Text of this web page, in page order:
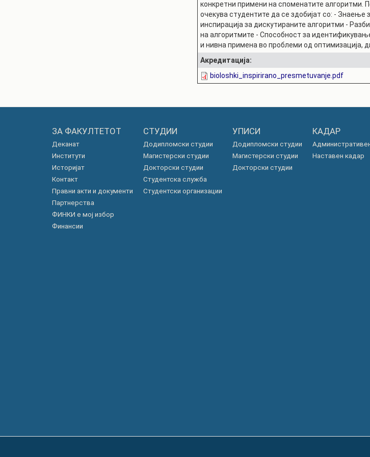
ЛАБОРАТОРИИ
ИЗВЕШТАИ ЗА
ФАКУЛТЕТОТ
ПАРТНЕРСТВА
ФИНКИ LIVE
ЦЕНТРИ
конкретни примени на споменатите алгоритми.
очекува студентите да се здобијат со: -
инспирација за дискутираните алгоритми -
на алгоритмите - Способност за
и нивна примена во проблеми од оптимизација,
Акредитација:
bioloshki_inspirirano_presmetuvanje.pdf
ЗА ФАКУЛТЕТОТ
Деканат
Институти
Историјат
Контакт
Правни акти и документи
Партнерства
ФИНКИ е мој избор
Финансии
СТУДИИ
Додипломски студии
Магистерски студии
Докторски студии
Студентска служба
Студентски организации
УПИСИ
Додипломски студии
Магистерски студии
Докторски студии
КАДАР
Наставен кадар